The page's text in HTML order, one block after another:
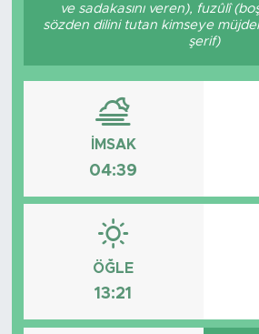
ve sadakasını veren), fuzûlî
sözden dilini tutan kimseye
şerif)
İMSAK
04:39
ÖĞLE
13:21